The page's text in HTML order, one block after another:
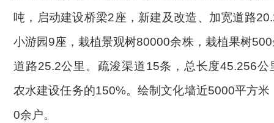
吨，启动建设桥梁2座，新建及改造、加宽道路
小游园9座，栽植景观树80000余株，栽植果树
道路25.2公里。疏浚渠道15条，总长度45.256公
农水建设任务的150%。绘制文化墙近5000平方米
0余户。